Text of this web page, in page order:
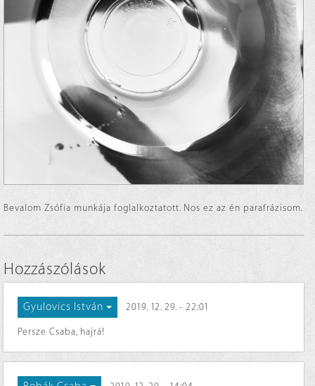
Bevalom Zsófia munkája foglalkoztatott. Nos ez az én parafrázisom.
Hozzászólások
Gyulovics István 2019. 12. 29. - 22:01
Persze Csaba, hajrá!